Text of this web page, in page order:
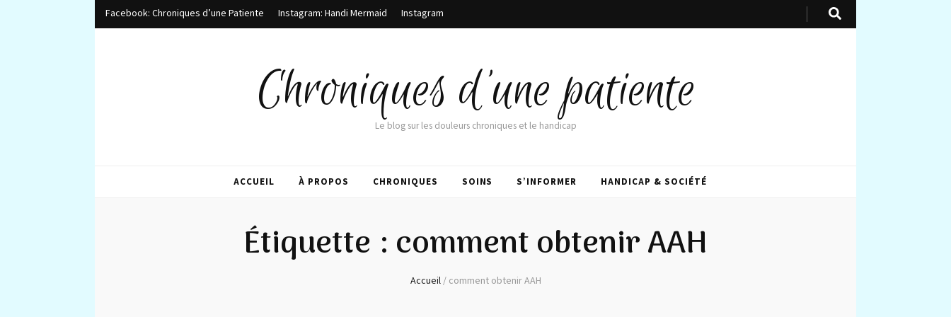
Facebook: Chroniques d’une Patiente Instagram: Handi Mermaid Instagram
Chroniques d'une patiente
Le blog sur les douleurs chroniques et le handicap
ACCUEIL À PROPOS CHRONIQUES SOINS S’INFORMER HANDICAP & SOCIÉTÉ
Étiquette : comment obtenir AAH
Accueil/ comment obtenir AAH